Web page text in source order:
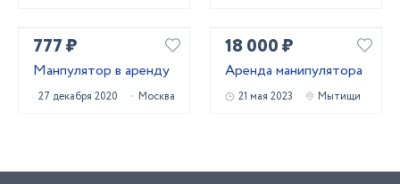
777 ₽
Манпулятор в аренду
27 декабря 2020 Москва
18 000 ₽
Аренда манипулятора
21 мая 2023 Мытищи